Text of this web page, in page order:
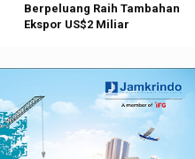
Berpeluang Raih Tambahan
Ekspor US$2 Miliar